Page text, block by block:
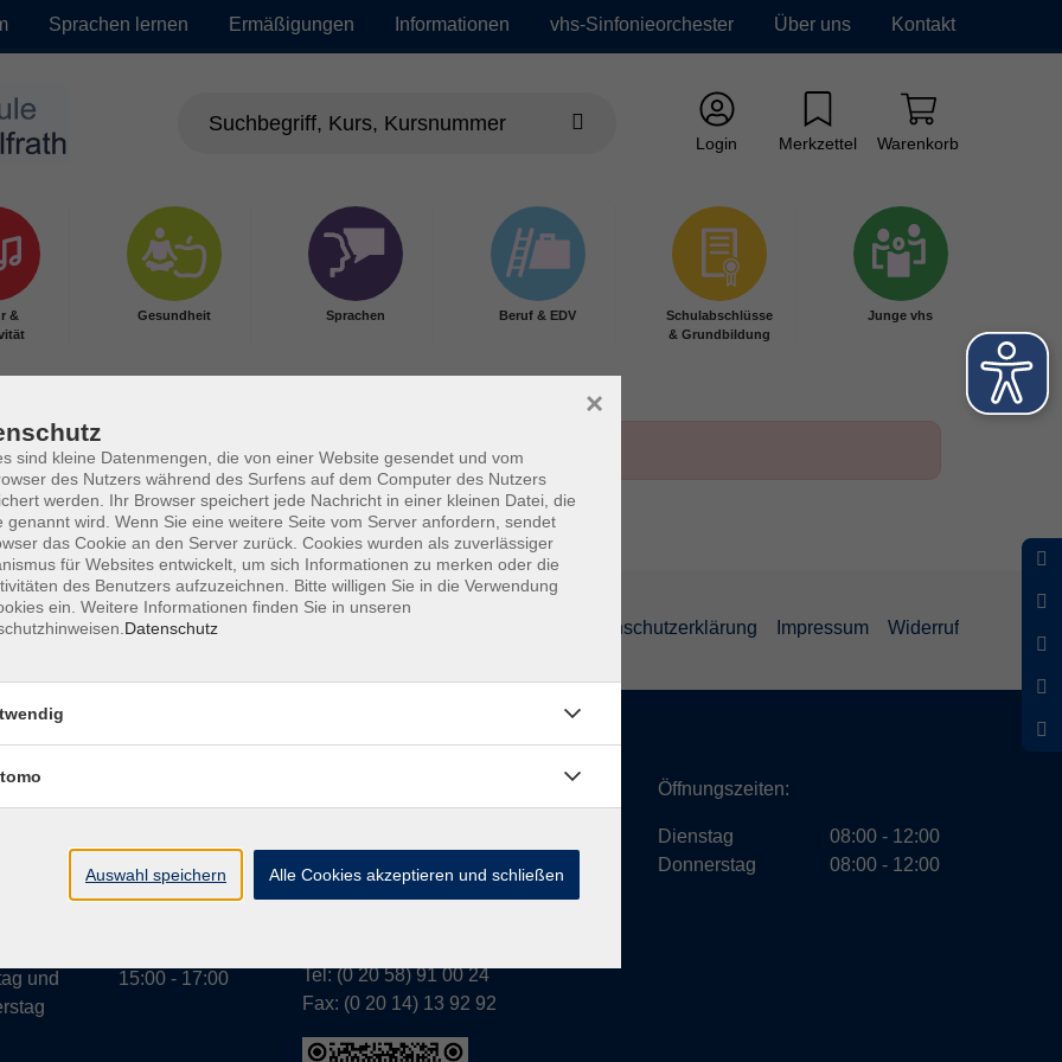
Sprachen lernen Ermäßigungen Informationen vhs-Sinfonieorchester Über uns Kontakt
Login Merkzettel Warenkorb
&
Gesundheit Sprachen Beruf & EDV
Schulabschlüsse
& Grundbildung
Junge vhs
Datenschutzerklärung Impressum Widerruf
und
15:00 - 17:00
Schulstraße 7
42489 Wülfrath
Tel: (0 20 58) 91 00 24
Fax: (0 20 14) 13 92 92
Öffnungszeiten:
Dienstag
Donnerstag
08:00 - 12:00
08:00 - 12:00
sind kleine Datenmengen, die von einer Website gesendet und vom
des Nutzers während des Surfens auf dem Computer des Nutzers
werden. Ihr Browser speichert jede Nachricht in einer kleinen Datei, die
genannt wird. Wenn Sie eine weitere Seite vom Server anfordern, sendet
das Cookie an den Server zurück. Cookies wurden als zuverlässiger
für Websites entwickelt, um sich Informationen zu merken oder die
des Benutzers aufzuzeichnen. Bitte willigen Sie in die Verwendung
ein. Weitere Informationen finden Sie in unseren
Datenschutz
×
Auswahl speichern Alle Cookies akzeptieren und schließen